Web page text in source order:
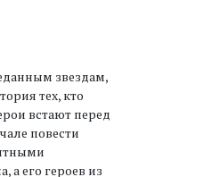
звездам,
тех, кто
встают перед
повести
а его героев из